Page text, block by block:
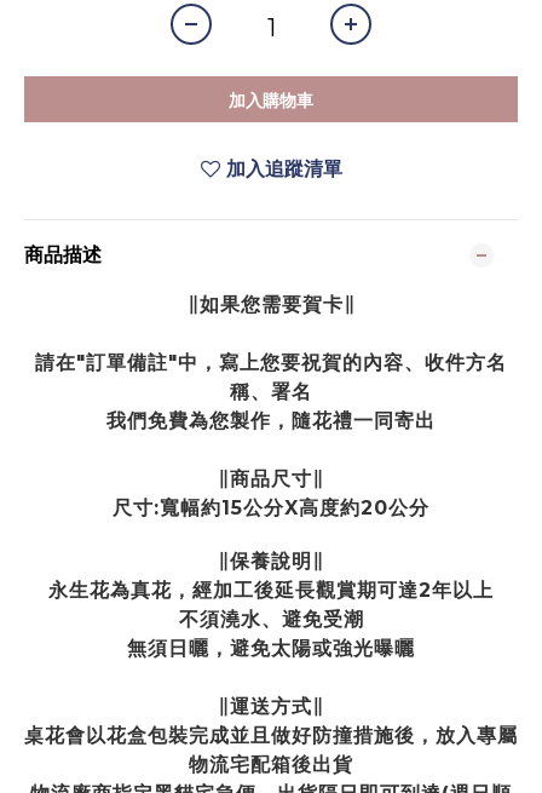
加入購物車
加入追蹤清單
商品描述
∥如果您需要賀卡∥
請在"訂單備註"中，寫上您要祝賀的內容、收件方名
稱、署名
我們免費為您製作，隨花禮一同寄出
∥商品尺寸∥
尺寸:寬幅約15公分X高度約20公分
∥保養說明∥
永生花為真花，經加工後延長觀賞期可達2年以上
不須澆水、避免受潮
無須日曬，避免太陽或強光曝曬
∥運送方式∥
桌花會以花盒包裝完成並且做好防撞措施後，放入專屬
物流宅配箱後出貨